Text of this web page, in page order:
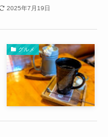
2025年7月19日
グルメ